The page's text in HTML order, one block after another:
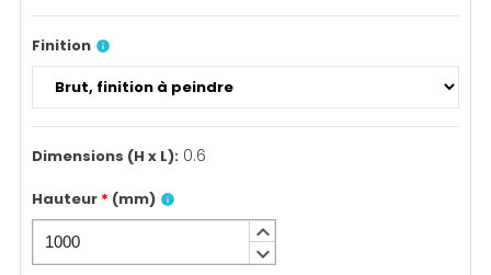
Finition info
Dimensions (H x L): 0.6
Hauteur * (mm) info
keyboard_arrow_up
keyboard_arrow_down